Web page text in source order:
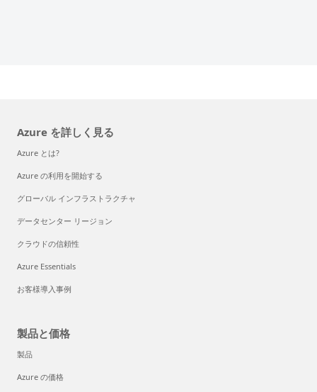
Azure を詳しく見る
Azure とは?
Azure の利用を開始する
グローバル インフラストラクチャ
データセンター リージョン
クラウドの信頼性
Azure Essentials
お客様導入事例
製品と価格
製品
Azure の価格